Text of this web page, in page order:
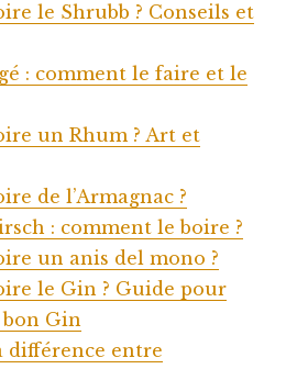
le Shrubb ? Conseils et
: comment le faire et le
un Rhum ? Art et
de l’Armagnac ?
: comment le boire ?
un anis del mono ?
le Gin ? Guide pour
Gin
différence entre